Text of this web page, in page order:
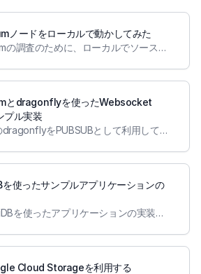
ノードをローカルで動かしてみた
Concordiumの調査のために、ローカルでソースコードをビルドしてノードを動かしてみました
とdragonflyを使ったWebsocket
プル実装
redis互換のdragonflyをPUBSUBとして利用して、Websocket Chatアプリのサンプル実装を行いました。
使ったサンプルアプリケーションの
RustからTiDBを使ったアプリケーションの実装を行いました。
Cloud Storageを利用する